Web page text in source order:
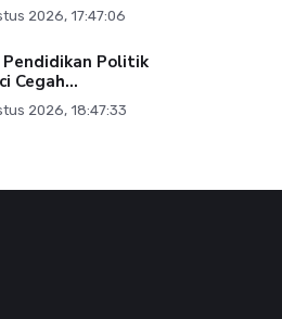
2026, 17:47:06
Pendidikan Politik
Cegah...
2026, 18:47:33